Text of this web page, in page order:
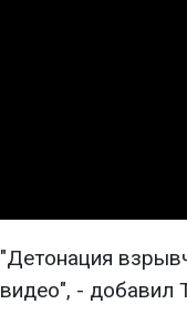
"Детонация
видео", - добавил